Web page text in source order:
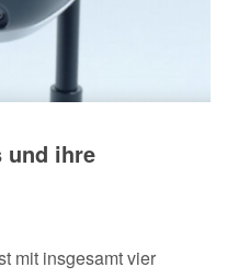
und ihre
mit insgesamt vier